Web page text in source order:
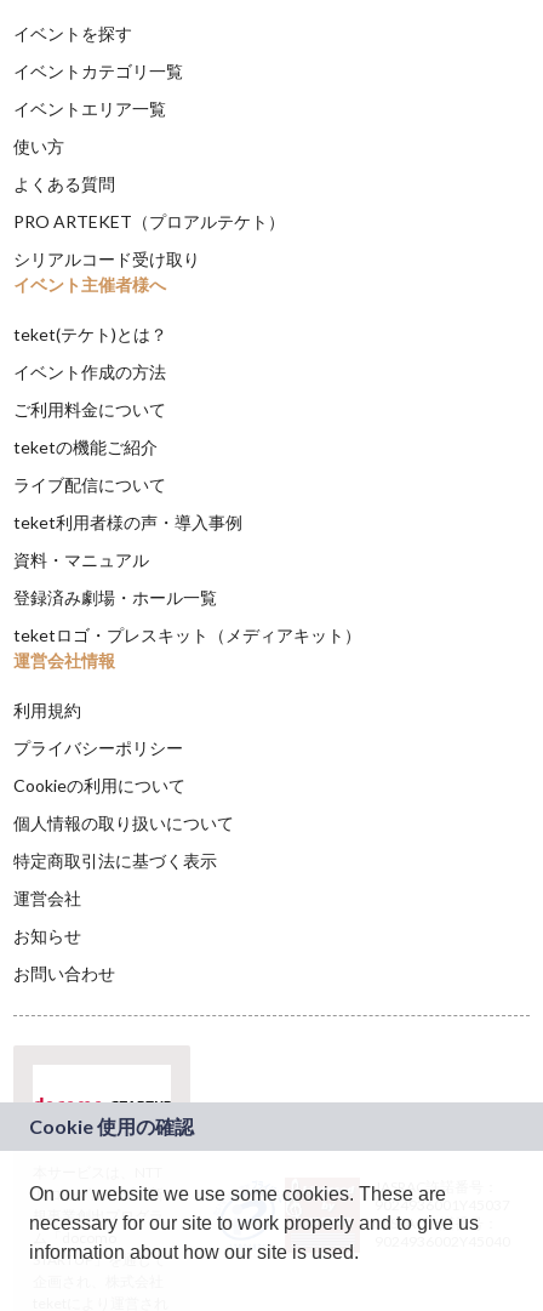
イベントを探す
イベントカテゴリ一覧
イベントエリア一覧
使い方
よくある質問
PRO ARTEKET（プロアルテケト）
シリアルコード受け取り
イベント主催者様へ
teket(テケト)とは？
イベント作成の方法
ご利用料金について
teketの機能ご紹介
ライブ配信について
teket利用者様の声・導入事例
資料・マニュアル
登録済み劇場・ホール一覧
teketロゴ・プレスキット（メディアキット）
運営会社情報
利用規約
プライバシーポリシー
Cookieの利用について
個人情報の取り扱いについて
特定商取引法に基づく表示
運営会社
お知らせ
お問い合わせ
ドコモグループの新
規事業創出プログラ
ム「docomo
STARTUP」を通じて
JASRAC許諾番号：
9024936001Y45037
JASRAC許諾番号：
On our website we use some cookies. These are
necessary for our site to work properly and to give us
information about how our site is used.